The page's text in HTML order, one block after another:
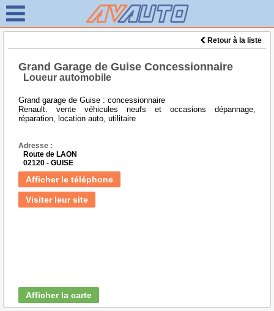
Retour à la liste
Grand Garage de Guise Concessionnaire
Loueur automobile
Grand garage de Guise : concessionnaire
Renault. vente véhicules neufs et occasions dépannage,
réparation, location auto, utilitaire
Adresse :
Route de LAON
02120 - GUISE
Afficher le téléphone
Visiter leur site
Afficher la carte